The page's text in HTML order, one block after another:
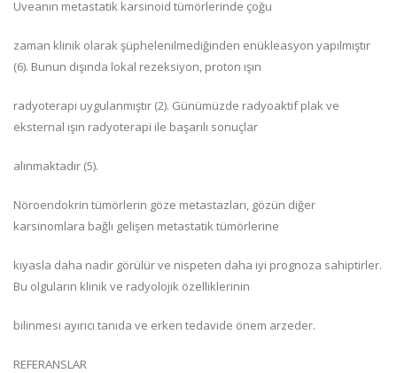
Uveanın metastatik karsinoid tümörlerinde çoğu
zaman klinik olarak şüphelenilmediğinden enükleasyon yapılmıştır
(6). Bunun dışında lokal rezeksiyon, proton ışın
radyoterapi uygulanmıştır (2). Günümüzde radyoaktif plak ve
eksternal ışın radyoterapi ile başarılı sonuçlar
alınmaktadır (5).
Nöroendokrin tümörlerin göze metastazları, gözün diğer
karsinomlara bağlı gelişen metastatik tümörlerine
kıyasla daha nadir görülür ve nispeten daha iyi prognoza sahiptirler.
Bu olguların klinik ve radyolojik özelliklerinin
bilinmesi ayırıcı tanıda ve erken tedavide önem arzeder.
REFERANSLAR